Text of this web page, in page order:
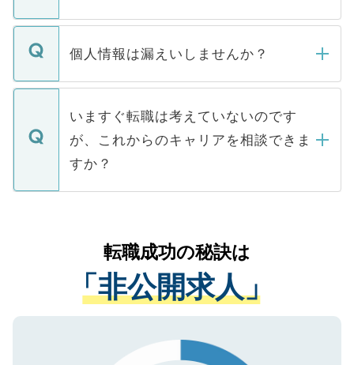
ません。
■応募殺到を避けるため 人気のある医療機
関を公にしてしまうと、応募が殺到する場
に、医療機関が求める条件に合った人材の
みを人材紹介会社に依頼するケースが増え
ています。
転職・入職を強要することは一切ありませ
ん。また、仮に応募先から内定をいただい
定を承諾する必要はありません。内定先へ
の辞退の連絡はキャリアパートナーが行い
ますので、ご安心ください。
個人情報は漏えいしませんか？
個人情報が漏えいすることはありませんの
で、ご安心ください。当サイトからの登録
などで収集したご登録者様の個人情報は、
ご本人のキャリアアップおよび転職活動の
支援を目的に使用いたします。お預かりし
ているすべての個人データはご本人の許可
は、個人情報の取り扱いについての厳密な
管理基準を満たした事業者のみに付与され
る、プライバシーマークを取得済みです。
ご登録いただいた個人情報は、SSL（デー
で、機密保持に関してもご安心ください。
いますぐ転職は考えていないのです
が、これからのキャリアを相談できま
すか？
かがいして、現在の医療機関の状況や紹介
経験をまじえながら、適切なアドバイスを
させていただきます。すぐにご転職をされ
ない方には、長期的なサポートが可能です
ので、まずはご登録ください。
転職成功の秘訣は
「非公開求人」